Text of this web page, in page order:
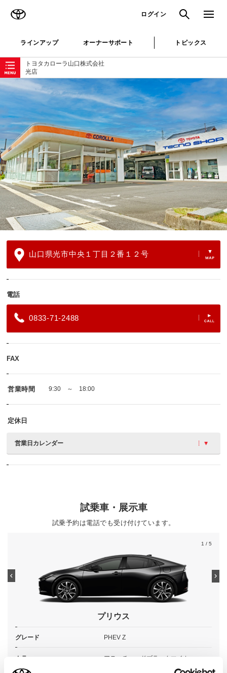
ログイン 検索 メニュ
ラインアップ オーナーサポート トピックス
トヨタカローラ山口株式会社
光店
ローカルナビゲーション
山口県光市中央１丁目２番１２号
電話
0833-71-2488
FAX
営業時間 9:30 ～ 18:00
定休日
営業日カレンダー
試乗車・展示車
試乗予約は電話でも受け付けています。
1 / 5
プリウス
グレード PHEV Z
カラー アティチュードブラックマイカ